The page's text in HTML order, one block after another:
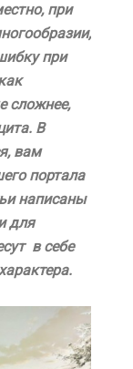
при
при
сложнее,
В
вам
портала
написаны
для
в себе